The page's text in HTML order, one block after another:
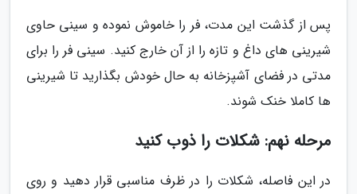
پس از گذشت این مدت، فر را خاموش نموده و سینی حاوی
شیرینی های داغ و تازه را از آن خارج کنید. سینی فر را برای
مدتی در فضای آشپزخانه به حال خودش بگذارید تا شیرینی
ها کاملا خنک شوند.
مرحله نهم: شکلات را ذوب کنید
در این فاصله، شکلات را در ظرف مناسبی قرار دهید و روی